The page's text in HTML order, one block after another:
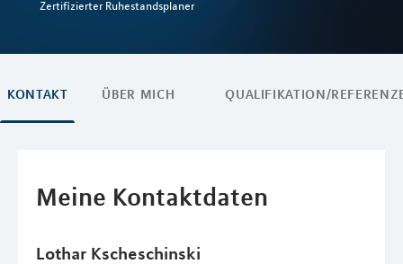
Zertifizierter Ruhestandsplaner
KONTAKT ÜBER MICH QUALIFIKATION/
Meine Kontaktdaten
Lothar Kscheschinski